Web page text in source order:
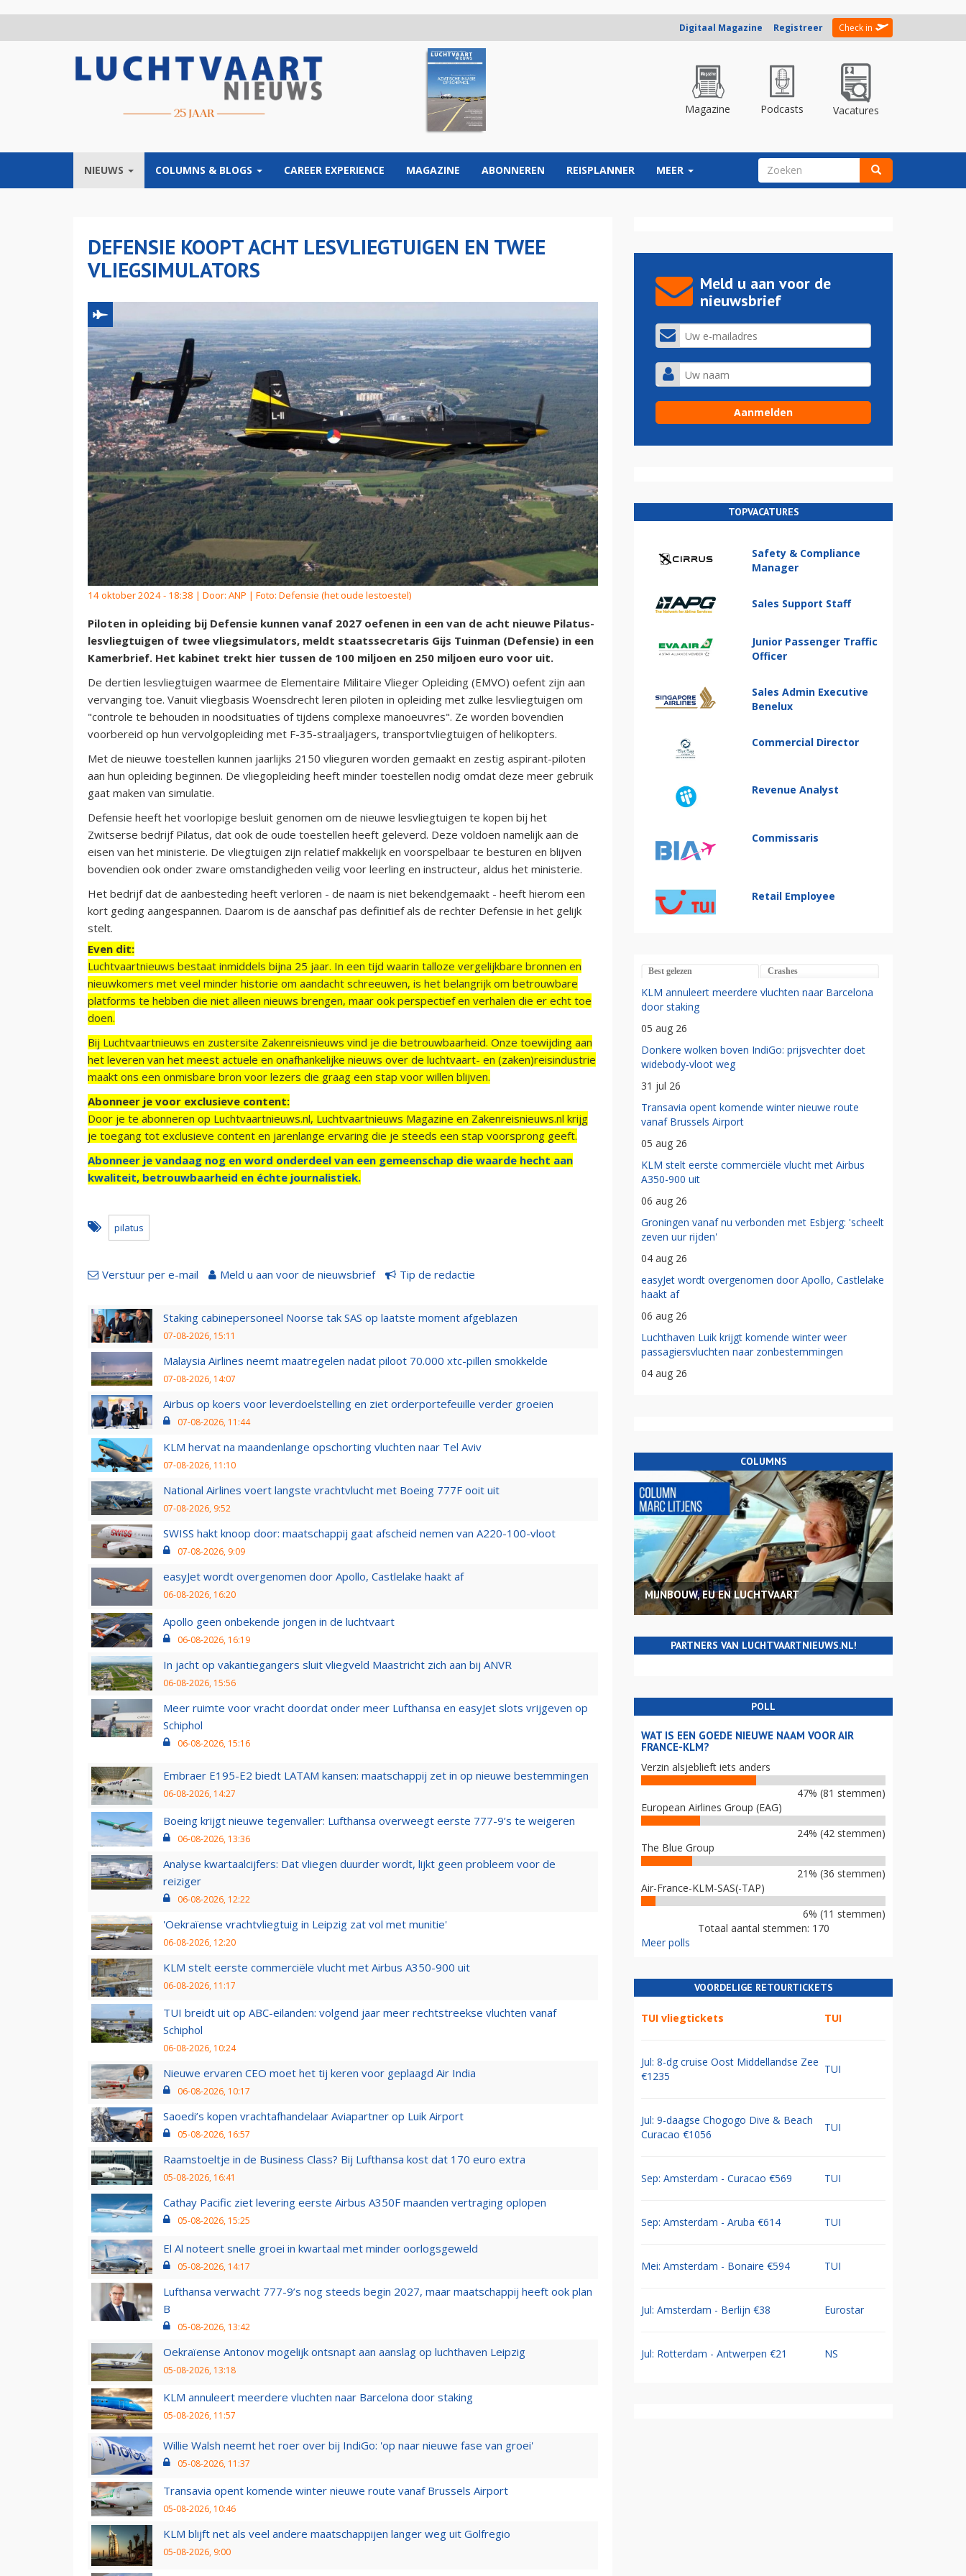
Digitaal Magazine Registreer Check in
Magazine Podcasts Vacatures
NIEUWS COLUMNS & BLOGS CAREER EXPERIENCE MAGAZINE ABONNEREN REISPLANNER MEER ZOEKVELD
DEFENSIE KOOPT ACHT LESVLIEGTUIGEN EN TWEE
VLIEGSIMULATORS
14 oktober 2024 - 18:38 | Door: ANP | Foto: Defensie (het oude lestoestel)
Piloten in opleiding bij Defensie kunnen vanaf 2027 oefenen in een van de acht nieuwe Pilatus-
lesvliegtuigen of twee vliegsimulators, meldt staatssecretaris Gijs Tuinman (Defensie) in een
Kamerbrief. Het kabinet trekt hier tussen de 100 miljoen en 250 miljoen euro voor uit.
De dertien lesvliegtuigen waarmee de Elementaire Militaire Vlieger Opleiding (EMVO) oefent zijn aan
vervanging toe. Vanuit vliegbasis Woensdrecht leren piloten in opleiding met zulke lesvliegtuigen om
"controle te behouden in noodsituaties of tijdens complexe manoeuvres". Ze worden bovendien
voorbereid op hun vervolgopleiding met F-35-straaljagers, transportvliegtuigen of helikopters.
Met de nieuwe toestellen kunnen jaarlijks 2150 vlieguren worden gemaakt en zestig aspirant-piloten
aan hun opleiding beginnen. De vliegopleiding heeft minder toestellen nodig omdat deze meer gebruik
gaat maken van simulatie.
Defensie heeft het voorlopige besluit genomen om de nieuwe lesvliegtuigen te kopen bij het
Zwitserse bedrijf Pilatus, dat ook de oude toestellen heeft geleverd. Deze voldoen namelijk aan de
eisen van het ministerie. De vliegtuigen zijn relatief makkelijk en voorspelbaar te besturen en blijven
bovendien ook onder zware omstandigheden veilig voor leerling en instructeur, aldus het ministerie.
Het bedrijf dat de aanbesteding heeft verloren - de naam is niet bekendgemaakt - heeft hierom een
kort geding aangespannen. Daarom is de aanschaf pas definitief als de rechter Defensie in het gelijk
stelt.
Even dit:
Luchtvaartnieuws bestaat inmiddels bijna 25 jaar. In een tijd waarin talloze vergelijkbare bronnen en
nieuwkomers met veel minder historie om aandacht schreeuwen, is het belangrijk om betrouwbare
platforms te hebben die niet alleen nieuws brengen, maar ook perspectief en verhalen die er echt toe
doen.
Bij Luchtvaartnieuws en zustersite Zakenreisnieuws vind je die betrouwbaarheid. Onze toewijding aan
het leveren van het meest actuele en onafhankelijke nieuws over de luchtvaart- en (zaken)reisindustrie
maakt ons een onmisbare bron voor lezers die graag een stap voor willen blijven.
Abonneer je voor exclusieve content:
Door je te abonneren op Luchtvaartnieuws.nl, Luchtvaartnieuws Magazine en Zakenreisnieuws.nl krijg
je toegang tot exclusieve content en jarenlange ervaring die je steeds een stap voorsprong geeft.
Abonneer je vandaag nog en word onderdeel van een gemeenschap die waarde hecht aan
kwaliteit, betrouwbaarheid en échte journalistiek.
pilatus
Verstuur per e-mail Meld u aan voor de nieuwsbrief Tip de redactie
Staking cabinepersoneel Noorse tak SAS op laatste moment afgeblazen
07-08-2026, 15:11
Malaysia Airlines neemt maatregelen nadat piloot 70.000 xtc-pillen smokkelde
07-08-2026, 14:07
Airbus op koers voor leverdoelstelling en ziet orderportefeuille verder groeien
07-08-2026, 11:44
KLM hervat na maandenlange opschorting vluchten naar Tel Aviv
07-08-2026, 11:10
National Airlines voert langste vrachtvlucht met Boeing 777F ooit uit
07-08-2026, 9:52
SWISS hakt knoop door: maatschappij gaat afscheid nemen van A220-100-vloot
07-08-2026, 9:09
easyJet wordt overgenomen door Apollo, Castlelake haakt af
06-08-2026, 16:20
Apollo geen onbekende jongen in de luchtvaart
06-08-2026, 16:19
In jacht op vakantiegangers sluit vliegveld Maastricht zich aan bij ANVR
06-08-2026, 15:56
Meer ruimte voor vracht doordat onder meer Lufthansa en easyJet slots vrijgeven op
Schiphol
06-08-2026, 15:16
Embraer E195-E2 biedt LATAM kansen: maatschappij zet in op nieuwe bestemmingen
06-08-2026, 14:27
Boeing krijgt nieuwe tegenvaller: Lufthansa overweegt eerste 777-9’s te weigeren
06-08-2026, 13:36
Analyse kwartaalcijfers: Dat vliegen duurder wordt, lijkt geen probleem voor de
reiziger
06-08-2026, 12:22
'Oekraïense vrachtvliegtuig in Leipzig zat vol met munitie'
06-08-2026, 12:20
KLM stelt eerste commerciële vlucht met Airbus A350-900 uit
06-08-2026, 11:17
TUI breidt uit op ABC-eilanden: volgend jaar meer rechtstreekse vluchten vanaf
Schiphol
06-08-2026, 10:24
Nieuwe ervaren CEO moet het tij keren voor geplaagd Air India
06-08-2026, 10:17
Saoedi’s kopen vrachtafhandelaar Aviapartner op Luik Airport
05-08-2026, 16:57
Raamstoeltje in de Business Class? Bij Lufthansa kost dat 170 euro extra
05-08-2026, 16:41
Cathay Pacific ziet levering eerste Airbus A350F maanden vertraging oplopen
05-08-2026, 15:25
El Al noteert snelle groei in kwartaal met minder oorlogsgeweld
05-08-2026, 14:17
Lufthansa verwacht 777-9’s nog steeds begin 2027, maar maatschappij heeft ook plan
B
05-08-2026, 13:42
Oekraïense Antonov mogelijk ontsnapt aan aanslag op luchthaven Leipzig
05-08-2026, 13:18
KLM annuleert meerdere vluchten naar Barcelona door staking
05-08-2026, 11:57
Willie Walsh neemt het roer over bij IndiGo: 'op naar nieuwe fase van groei'
05-08-2026, 11:37
Transavia opent komende winter nieuwe route vanaf Brussels Airport
05-08-2026, 10:46
KLM blijft net als veel andere maatschappijen langer weg uit Golfregio
05-08-2026, 9:00
Meld u aan voor de
nieuwsbrief
TOPVACATURES
Safety & Compliance
Manager
Sales Support Staff
Junior Passenger Traffic
Officer
Sales Admin Executive
Benelux
Commercial Director
Revenue Analyst
Commissaris
Retail Employee
Best gelezen Crashes
KLM annuleert meerdere vluchten naar Barcelona
door staking
05 aug 26
Donkere wolken boven IndiGo: prijsvechter doet
widebody-vloot weg
31 jul 26
Transavia opent komende winter nieuwe route
vanaf Brussels Airport
05 aug 26
KLM stelt eerste commerciële vlucht met Airbus
A350-900 uit
06 aug 26
Groningen vanaf nu verbonden met Esbjerg: 'scheelt
zeven uur rijden'
04 aug 26
easyJet wordt overgenomen door Apollo, Castlelake
haakt af
06 aug 26
Luchthaven Luik krijgt komende winter weer
passagiersvluchten naar zonbestemmingen
04 aug 26
COLUMNS
MIJNBOUW, EU EN LUCHTVAART
PARTNERS VAN LUCHTVAARTNIEUWS.NL!
POLL
WAT IS EEN GOEDE NIEUWE NAAM VOOR AIR
FRANCE-KLM?
Verzin alsjeblieft iets anders
47% (81 stemmen)
European Airlines Group (EAG)
24% (42 stemmen)
The Blue Group
21% (36 stemmen)
Air-France-KLM-SAS(-TAP)
6% (11 stemmen)
Totaal aantal stemmen: 170
Meer polls
VOORDELIGE RETOURTICKETS
TUI vliegtickets TUI
Jul: 8-dg cruise Oost Middellandse Zee
€1235
TUI
Jul: 9-daagse Chogogo Dive & Beach
Curacao €1056
TUI
Sep: Amsterdam - Curacao €569 TUI
Sep: Amsterdam - Aruba €614 TUI
Mei: Amsterdam - Bonaire €594 TUI
Jul: Amsterdam - Berlijn €38 Eurostar
Jul: Rotterdam - Antwerpen €21 NS